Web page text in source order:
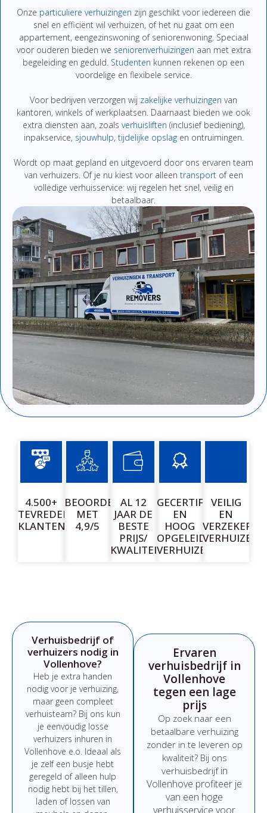
Onze particuliere verhuizingen zijn geschikt voor iedereen die
snel en efficiënt wil verhuizen, of het nu gaat om een
appartement, eengezinswoning of seniorenwoning. Speciaal
voor ouderen bieden we seniorenverhuizingen aan met extra
begeleiding en geduld. Studenten kunnen rekenen op een
voordelige en flexibele service.
Voor bedrijven verzorgen wij zakelijke verhuizingen van
kantoren, winkels ofwerkplaatsen. Daarnaast bieden we ook
extra diensten aan, zoals verhuisliften (inclusief bediening),
inpakservice, sjouwhulp, tijdelijke opslag en ontruimingen
Wordt op maat gepland en uitgevoerd door ons ervaren team
van verhuizers. Of je nu kiest voor alleen transport of een
volledige verhuisservice: wij regelen het snel, veilig en
betaalbaar.
4.500+
TEVREDEN
KLANTEN
BEOORDEELD
MET
4,9/5
AL 12
JAAR DE
BESTE
PRIJS/
KWALITEIT
GECERTIFICEERDE
EN
HOOG
OPGELEIDE
VERHUIZERS
VEILIG
EN
VERZEKERD
VERHUIZEN
Verhuisbedrijf of
verhuizers nodig in
Vollenhove?
Heb je extra handen
nodig voor je verhuizing,
maar geen compleet
verhuisteam? Bij ons kun
je eenvoudig losse
verhuizers inhuren in
Vollenhove e.o. Ideaal als
je zelf een busje hebt
geregeld of alleen hulp
nodig hebt bij het tillen,
laden of lossen van
Ervaren
verhuisbedrijf in
Vollenhove
tegen een lage
prijs
Op zoek naar een
betaalbare verhuizing
zonder in te leveren op
kwaliteit? Bij ons
verhuisbedrijf in
Vollenhove profiteer je
van een hoge
verhuisservice voor